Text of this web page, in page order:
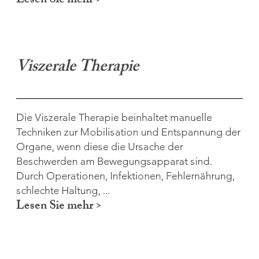
Viszerale Therapie
Die Viszerale Therapie beinhaltet manuelle
Techniken zur Mobilisation und Entspannung der
Organe, wenn diese die Ursache der
Beschwerden am Bewegungsapparat sind.
Durch Operationen, Infektionen, Fehlernährung,
schlechte Haltung, ...
Lesen Sie mehr >